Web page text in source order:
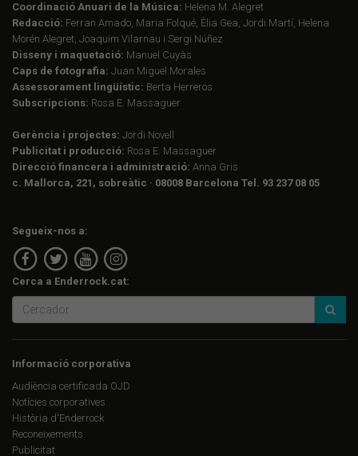
Coordinació Anuari de la Música: Helena M. Alegret
Redacció: Ferran Amado, Maria Folqué, Èlia Gea, Jordi Martí, Helena
Morén Alegret, Joaquim Vilarnau i Sergi Núñez
Disseny i maquetació: Manuel Cuyàs
Caps de fotografia: Juan Miguel Morales
Assessorament lingüístic: Berta Herreros
Subscripcions: Rosa E. Massaguer
Gerència i projectes: Jordi Novell
Publicitat i producció: Rosa E. Massaguer
Direcció financera i administració: Anna Gris
c. Mallorca, 221, sobreàtic · 08008 Barcelona Tel. 93 237 08 05
Segueix-nos a:
Cerca a Enderrock.cat:
Informació corporativa
Audiència certificada OJD
Notícies corporatives
Història d'Enderrock
Reconeixements
Publicitat